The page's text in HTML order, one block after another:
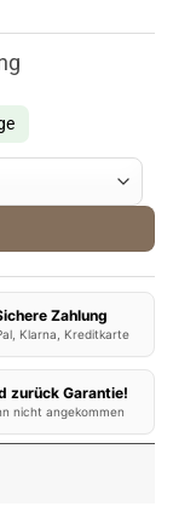
Zahlung
Klarna, Kreditkarte
zurück Garantie!
nicht angekommen